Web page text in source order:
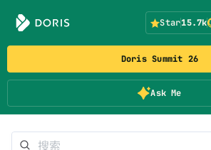
Doris Summit 26
Ask Me
Star15.7k